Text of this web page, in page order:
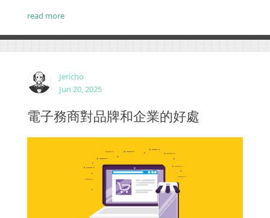
read more
Jericho
Jun 20, 2025
電子務商對品牌和企業的好處